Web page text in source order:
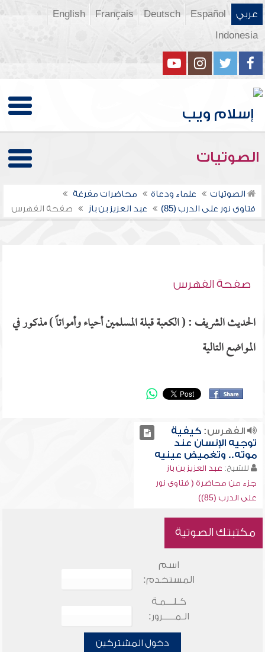
عربي Español
Deutsch
Français
English
Indonesia
الصوتيات
الصوتيات علماء ودعاة
محاضرات مفرغة
فتاوى نور على الدرب (85)
عبد العزيز بن باز صفحة الفهرس
صفحة الفهرس
الحديث الشريف : ( الكعبة قبلة المسلمين أحياء وأمواتاً ) مذكور في
المواضع التالية
الفهرس:كيفية
توجيه الإنسان عند
موته.. وتغميض عينيه
للشيخ: عبد العزيز بن باز
جزء من محاضرة ( فتاوى نور
على الدرب (85))
مكتبتك الصوتية
اسم
المستخدم:
كـلـــمـة
الـمـــــرور:
دخول المشتركين